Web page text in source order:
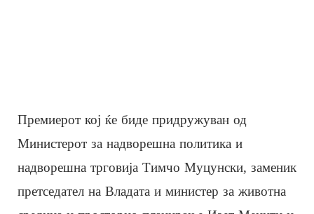
Премиерот коj ќе биде придружуван од
Министерот за надворешна политика и
надворешна трговија Тимчо Муцунски, заменик
претседател на Владата и министер за животна